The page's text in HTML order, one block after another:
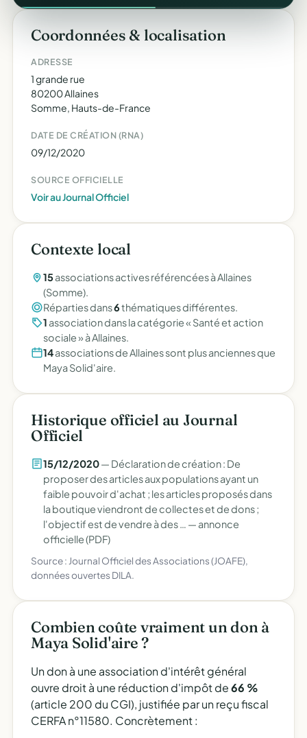
Coordonnées & localisation
ADRESSE
1 grande rue
80200 Allaines
Somme, Hauts-de-France
DATE DE CRÉATION (RNA)
09/12/2020
SOURCE OFFICIELLE
Voir au Journal Officiel
Contexte local
15associations actives référencées à Allaines
(Somme).
Réparties dans6thématiques différentes.
1 association dans la catégorie « Santé et action
sociale » à Allaines.
14associations de Allaines sont plus anciennes que
Maya Solid'aire.
Historique officiel au Journal
Officiel
15/12/2020— Déclaration de création : De
proposer des articles aux populations ayant un
faible pouvoir d'achat ; les articles proposés dans
la boutique viendront de collectes et de dons ;
l'objectif est de vendre à des … — annonce
officielle (PDF)
Source : Journal Officiel des Associations (JOAFE),
données ouvertes DILA.
Combien coûte vraiment un don à
Maya Solid'aire ?
Un don à une association d'intérêt général
ouvre droit à une réduction d'impôt de66 %
(article 200 du CGI), justifiée par un reçu fiscal
CERFA n°11580. Concrètement :